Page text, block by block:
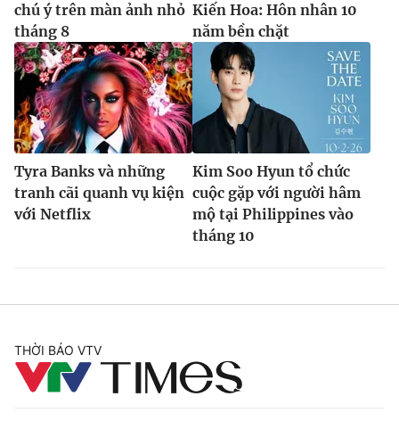
chú ý trên màn ảnh nhỏ
tháng 8
Kiến Hoa: Hôn nhân 10
năm bền chặt
Tyra Banks và những
tranh cãi quanh vụ kiện
với Netflix
Kim Soo Hyun tổ chức
cuộc gặp với người hâm
mộ tại Philippines vào
tháng 10
THỜI BÁO VTV